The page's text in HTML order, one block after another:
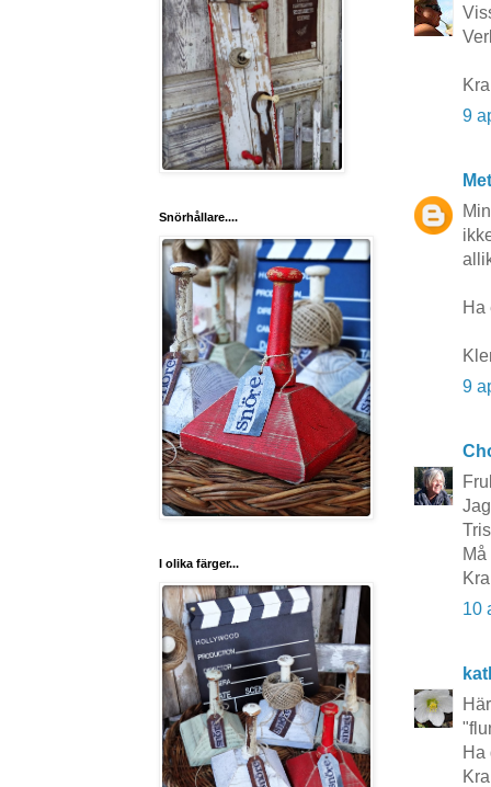
9
Ha
9
10
Ha
Snörhållare....
I olika färger...